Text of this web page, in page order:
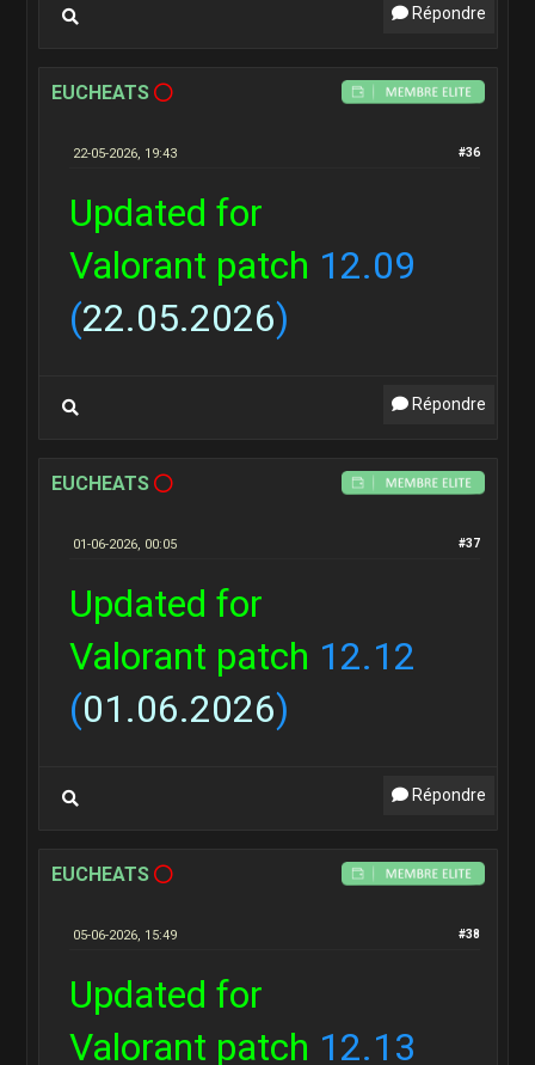
Répondre
EUCHEATS
#36
22-05-2026, 19:43
Updated for
Valorant patch 12.09
(22.05.2026)
Répondre
EUCHEATS
#37
01-06-2026, 00:05
Updated for
Valorant patch 12.12
(01.06.2026)
Répondre
EUCHEATS
#38
05-06-2026, 15:49
Updated for
Valorant patch 12.13